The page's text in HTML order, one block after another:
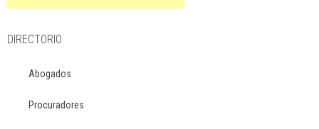
DIRECTORIO
Abogados
Procuradores